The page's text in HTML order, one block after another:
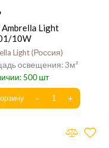
Ambrella Light
10W
Light Россия
3
500